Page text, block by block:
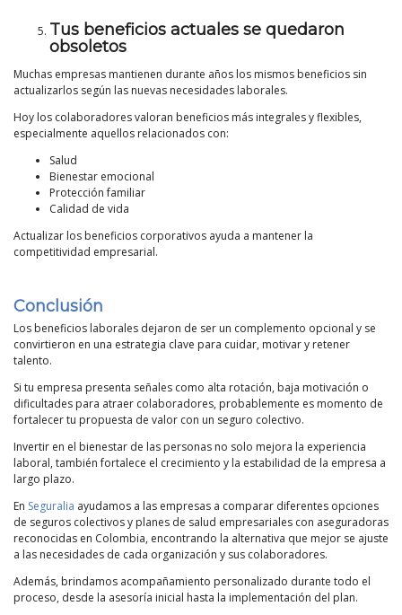
Tus beneficios actuales se quedaron
obsoletos
Muchas empresas mantienen durante años los mismos beneficios sin
actualizarlos según las nuevas necesidades laborales.
Hoy los colaboradores valoran beneficios más integrales y flexibles,
especialmente aquellos relacionados con:
Salud
Bienestar emocional
Protección familiar
Calidad de vida
Actualizar los beneficios corporativos ayuda a mantener la
competitividad empresarial.
Conclusión
Los beneficios laborales dejaron de ser un complemento opcional y se
convirtieron en una estrategia clave para cuidar, motivar y retener
talento.
Si tu empresa presenta señales como alta rotación, baja motivación o
dificultades para atraer colaboradores, probablemente es momento de
fortalecer tu propuesta de valor con un seguro colectivo.
Invertir en el bienestar de las personas no solo mejora la experiencia
laboral, también fortalece el crecimiento y la estabilidad de la empresa a
largo plazo.
En Seguralia ayudamos a las empresas a comparar diferentes opciones
de seguros colectivos y planes de salud empresariales con aseguradoras
reconocidas en Colombia, encontrando la alternativa que mejor se ajuste
a las necesidades de cada organización y sus colaboradores.
Además, brindamos acompañamiento personalizado durante todo el
proceso, desde la asesoría inicial hasta la implementación del plan.